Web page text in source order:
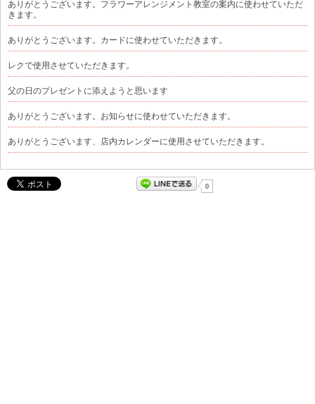
ありがとうございます。フラワーアレンジメント教室の案内に使わせていただ
きます。
ありがとうございます。カードに使わせていただきます。
レクで使用させていただきます。
父の日のプレゼントに添えようと思います
ありがとうございます。お知らせに使わせていただきます。
ありがとうございます、店内カレンダーに使用させていただきます。
0